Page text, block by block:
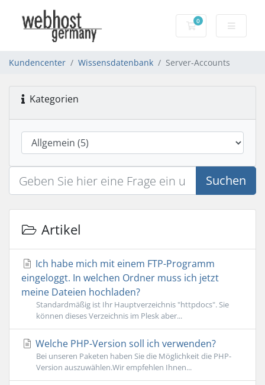
0
Warenkorb
Kundencenter Wissensdatenbank Server-Accounts
Kategorien
Suchen
Artikel
Ich habe mich mit einem FTP-Programm
eingeloggt. In welchen Ordner muss ich jetzt
meine Dateien hochladen?
Standardmäßig ist Ihr Hauptverzeichnis "httpdocs". Sie
können dieses Verzeichnis im Plesk aber...
Welche PHP-Version soll ich verwenden?
Bei unseren Paketen haben Sie die Möglichkeit die PHP-
Version auszuwählen.Wir empfehlen Ihnen...